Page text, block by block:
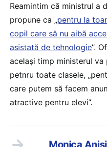
Reamintim că ministrul a
propune ca „pentru la
copil care să nu aibă
asistată de tehnologie”.
același timp ministerul
petnru toate clasele,
care putem să facem
atractive pentru elevi”.
Monica